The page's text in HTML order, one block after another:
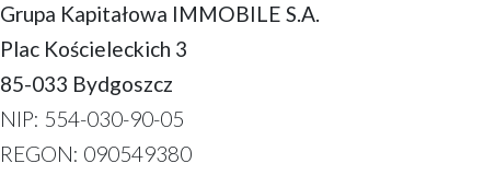
Grupa Kapitałowa IMMOBILE S.A.
Plac Kościeleckich 3
85-033 Bydgoszcz
NIP: 554-030-90-05
REGON: 090549380